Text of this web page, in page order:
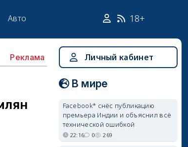
Авто 18+
Реклама Личный кабинет
В мире
Facebook* снёс публикацию
премьера Индии и объяснил всё
технической ошибкой
22:16 0 269